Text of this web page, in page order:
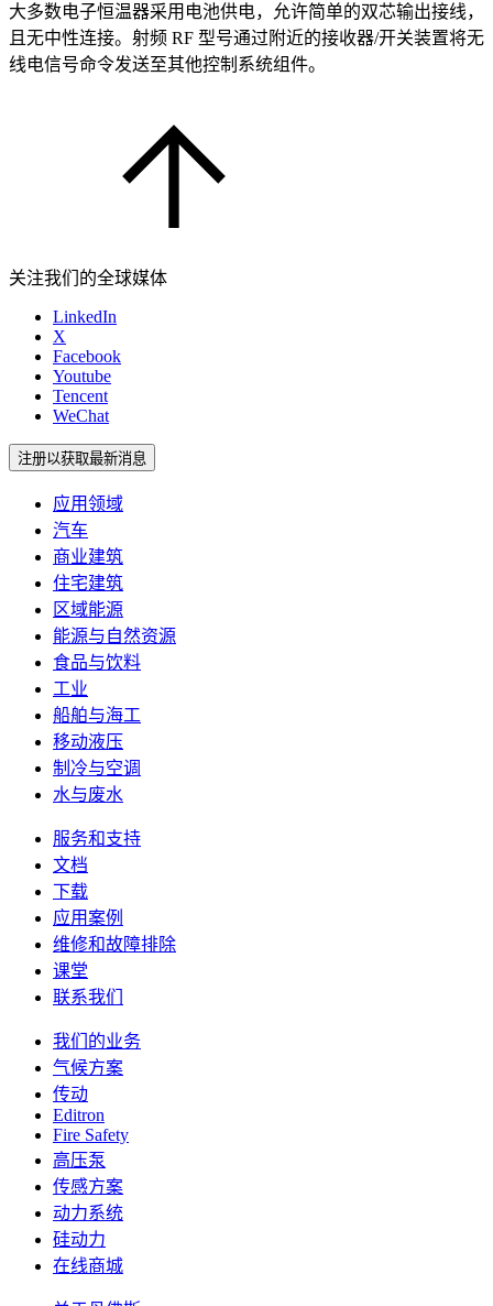
大多数电子恒温器采用电池供电，允许简单的双芯输出接线，
且无中性连接。射频 RF 型号通过附近的接收器/开关装置将无
线电信号命令发送至其他控制系统组件。
关注我们的全球媒体
LinkedIn
X
Facebook
Youtube
Tencent
WeChat
注册以获取最新消息
应用领域
汽车
商业建筑
住宅建筑
区域能源
能源与自然资源
食品与饮料
工业
船舶与海工
移动液压
制冷与空调
水与废水
服务和支持
文档
下载
应用案例
维修和故障排除
课堂
联系我们
我们的业务
气候方案
传动
Editron
Fire Safety
高压泵
传感方案
动力系统
硅动力
在线商城